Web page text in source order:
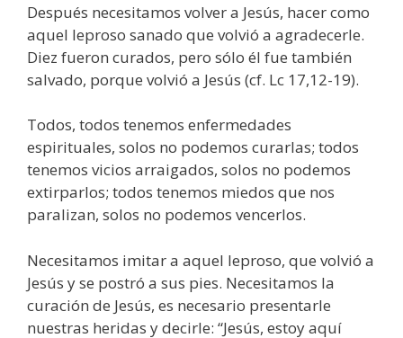
Después necesitamos volver a Jesús, hacer como
aquel leproso sanado que volvió a agradecerle.
Diez fueron curados, pero sólo él fue también
salvado, porque volvió a Jesús (cf. Lc 17,12-19).
Todos, todos tenemos enfermedades
espirituales, solos no podemos curarlas; todos
tenemos vicios arraigados, solos no podemos
extirparlos; todos tenemos miedos que nos
paralizan, solos no podemos vencerlos.
Necesitamos imitar a aquel leproso, que volvió a
Jesús y se postró a sus pies. Necesitamos la
curación de Jesús, es necesario presentarle
nuestras heridas y decirle: “Jesús, estoy aquí